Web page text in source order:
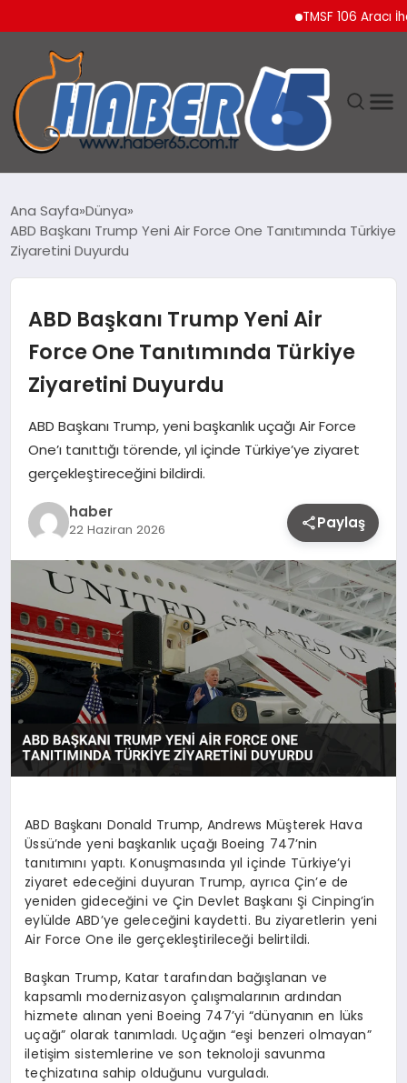
TMSF 106 Aracı
YAŞAM
Ana Sayfa Dünya
ABD Başkanı Trump Yeni Air Force One Tanıtımında Türkiye
Ziyaretini Duyurdu
ABD Başkanı Trump Yeni Air
Force One Tanıtımında Türkiye
Ziyaretini Duyurdu
ABD Başkanı Trump, yeni başkanlık uçağı Air Force
One’ı tanıttığı törende, yıl içinde Türkiye’ye ziyaret
gerçekleştireceğini bildirdi.
haber
22 Haziran 2026 Paylaş
ABD Başkanı Donald Trump, Andrews Müşterek Hava
Üssü’nde yeni başkanlık uçağı Boeing 747’nin
tanıtımını yaptı. Konuşmasında yıl içinde Türkiye’yi
ziyaret edeceğini duyuran Trump, ayrıca Çin’e de
yeniden gideceğini ve Çin Devlet Başkanı Şi Cinping’in
eylülde ABD’ye geleceğini kaydetti. Bu ziyaretlerin yeni
Air Force One ile gerçekleştirileceği belirtildi.
Başkan Trump, Katar tarafından bağışlanan ve
kapsamlı modernizasyon çalışmalarının ardından
hizmete alınan yeni Boeing 747’yi “dünyanın en lüks
uçağı” olarak tanımladı. Uçağın “eşi benzeri olmayan”
iletişim sistemlerine ve son teknoloji savunma
teçhizatına sahip olduğunu vurguladı.